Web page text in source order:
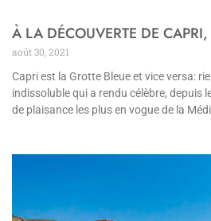
À LA DÉCOUVERTE DE
août 30, 2021
Capri est la Grotte Bleue et vice versa:
indissoluble qui a rendu célèbre, depuis
de plaisance les plus en vogue de la